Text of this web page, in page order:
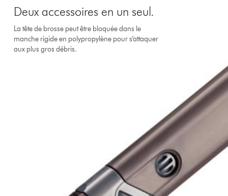
Deux accessoires en un seul.
La tête de brosse peut être bloquée dans le
manche rigide en polypropylène pour s’attaquer
aux plus gros débris.